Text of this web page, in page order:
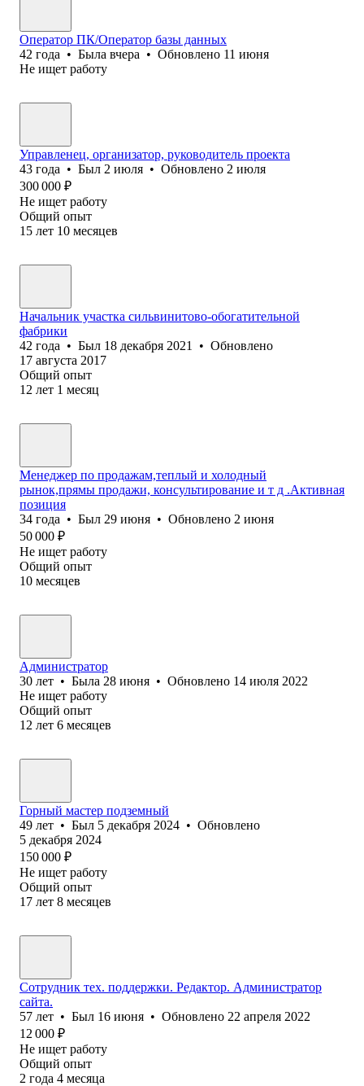
Оператор ПК/Оператор базы данных
42 года • Была вчера • Обновлено 11 июня
Не ищет работу
Управленец, организатор, руководитель проекта
43 года • Был 2 июля • Обновлено 2 июля
300 000 ₽
Не ищет работу
Общий опыт
15 лет 10 месяцев
Начальник участка сильвинитово-обогатительной
фабрики
42 года • Был 18 декабря 2021 • Обновлено
17 августа 2017
Общий опыт
12 лет 1 месяц
Менеджер по продажам,теплый и холодный
рынок,прямы продажи, консультирование и т д .Активная
позиция
34 года • Был 29 июня • Обновлено 2 июня
50 000 ₽
Не ищет работу
Общий опыт
10 месяцев
Администратор
30 лет • Была 28 июня • Обновлено 14 июля 2022
Не ищет работу
Общий опыт
12 лет 6 месяцев
Горный мастер подземный
49 лет • Был 5 декабря 2024 • Обновлено
5 декабря 2024
150 000 ₽
Не ищет работу
Общий опыт
17 лет 8 месяцев
Сотрудник тех. поддержки. Редактор. Администратор
сайта.
57 лет • Был 16 июня • Обновлено 22 апреля 2022
12 000 ₽
Не ищет работу
Общий опыт
2 года 4 месяца